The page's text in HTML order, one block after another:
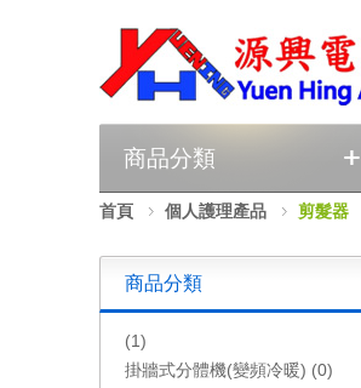
商品分類 +
首頁 個人護理產品 剪髮器
商品分類
(1)
掛牆式分體機(變頻冷暖) (0)